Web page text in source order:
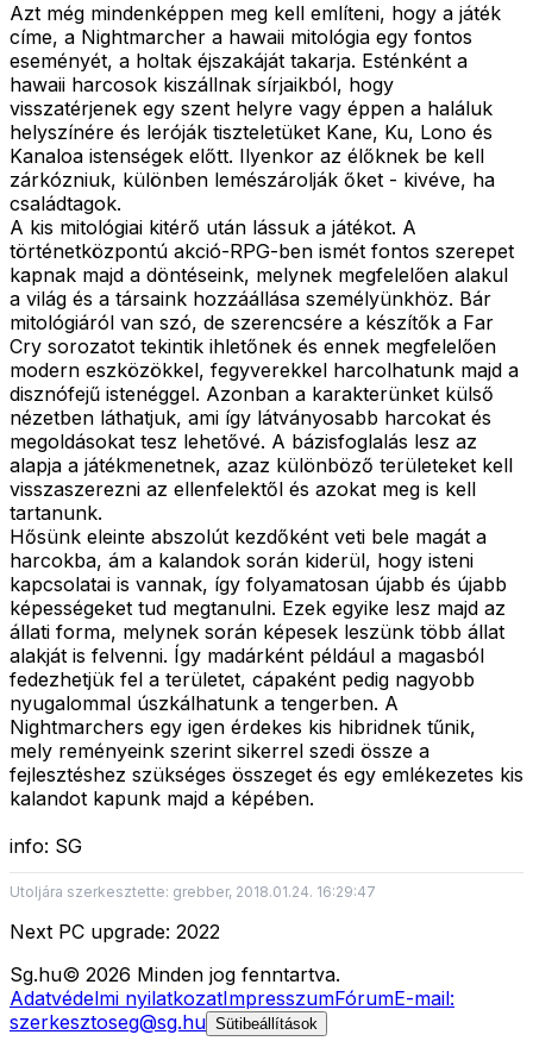
Azt még mindenképpen meg kell említeni, hogy a játék
címe, a Nightmarcher a hawaii mitológia egy fontos
eseményét, a holtak éjszakáját takarja. Esténként a
hawaii harcosok kiszállnak sírjaikból, hogy
visszatérjenek egy szent helyre vagy éppen a haláluk
helyszínére és leróják tiszteletüket Kane, Ku, Lono és
Kanaloa istenségek előtt. Ilyenkor az élőknek be kell
zárkózniuk, különben lemészárolják őket - kivéve, ha
családtagok.
A kis mitológiai kitérő után lássuk a játékot. A
történetközpontú akció-RPG-ben ismét fontos szerepet
kapnak majd a döntéseink, melynek megfelelően alakul
a világ és a társaink hozzáállása személyünkhöz. Bár
mitológiáról van szó, de szerencsére a készítők a Far
Cry sorozatot tekintik ihletőnek és ennek megfelelően
modern eszközökkel, fegyverekkel harcolhatunk majd a
disznófejű istenéggel. Azonban a karakterünket külső
nézetben láthatjuk, ami így látványosabb harcokat és
megoldásokat tesz lehetővé. A bázisfoglalás lesz az
alapja a játékmenetnek, azaz különböző területeket kell
visszaszerezni az ellenfelektől és azokat meg is kell
tartanunk.
Hősünk eleinte abszolút kezdőként veti bele magát a
harcokba, ám a kalandok során kiderül, hogy isteni
kapcsolatai is vannak, így folyamatosan újabb és újabb
képességeket tud megtanulni. Ezek egyike lesz majd az
állati forma, melynek során képesek leszünk több állat
alakját is felvenni. Így madárként például a magasból
fedezhetjük fel a területet, cápaként pedig nagyobb
nyugalommal úszkálhatunk a tengerben. A
Nightmarchers egy igen érdekes kis hibridnek tűnik,
mely reményeink szerint sikerrel szedi össze a
fejlesztéshez szükséges összeget és egy emlékezetes kis
kalandot kapunk majd a képében.
info: SG
Utoljára szerkesztette: grebber, 2018.01.24. 16:29:47
Next PC upgrade: 2022
Sg.hu© 2026 Minden jog fenntartva.
Adatvédelmi nyilatkozatImpresszumFórumE-mail:
szerkesztoseg@sg.hu Sütibeállítások